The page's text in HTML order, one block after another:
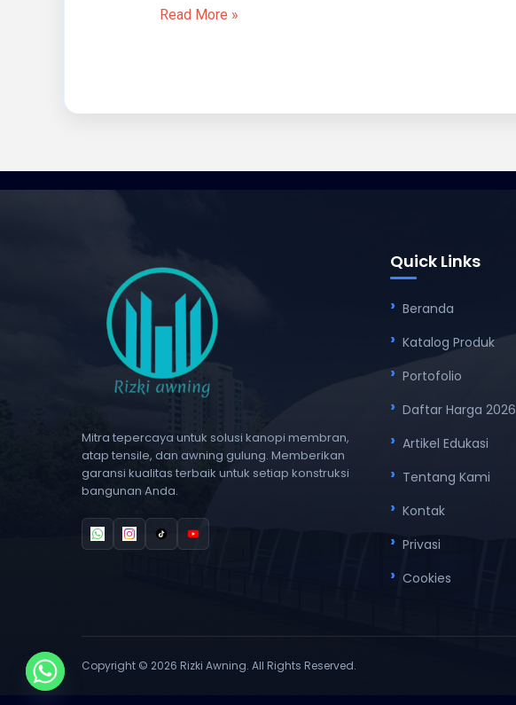
Read More »
Mitra tepercaya untuk solusi kanopi membran,
atap tensile, dan awning gulung. Memberikan
garansi kualitas terbaik untuk setiap konstruksi
bangunan Anda.
Quick Links
Beranda
Katalog Produk
Portofolio
Daftar Harga 2026
Artikel Edukasi
Tentang Kami
Kontak
Privasi
Cookies
Copyright © 2026 Rizki Awning. All Rights Reserved.